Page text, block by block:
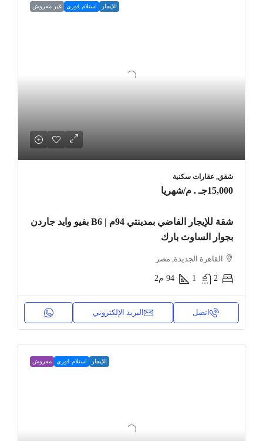
للإيجار استلام فوري غير مفروش
شقق, عقارات سكنية
15,000جـ . م /شهريا
شقة للإيجار الفاضي بمدينتي 94م | B6 بفيو وايد جاردن
بجوار الساوث بارك
القاهرة الجديدة, مصر
2
1
94 م2
اتصل البريد الإلكتروني
للإيجار استلام فوري مفروش